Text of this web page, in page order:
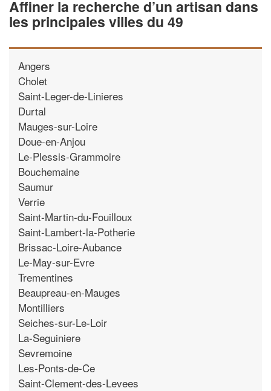
Affiner la recherche d’un artisan dans
les principales villes du 49
Angers
Cholet
Saint-Leger-de-Linieres
Durtal
Mauges-sur-Loire
Doue-en-Anjou
Le-Plessis-Grammoire
Bouchemaine
Saumur
Verrie
Saint-Martin-du-Fouilloux
Saint-Lambert-la-Potherie
Brissac-Loire-Aubance
Le-May-sur-Evre
Trementines
Beaupreau-en-Mauges
Montilliers
Seiches-sur-Le-Loir
La-Seguiniere
Sevremoine
Les-Ponts-de-Ce
Saint-Clement-des-Levees